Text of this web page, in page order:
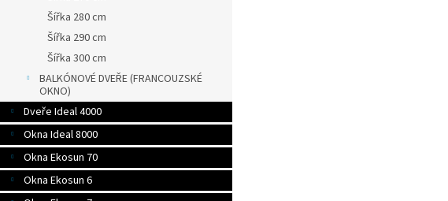
Šířka 280 cm
Šířka 290 cm
Šířka 300 cm
BALKÓNOVÉ DVEŘE (FRANCOUZSKÉ
OKNO)
Dveře Ideal 4000
Okna Ideal 8000
Okna Ekosun 70
Okna Ekosun 6